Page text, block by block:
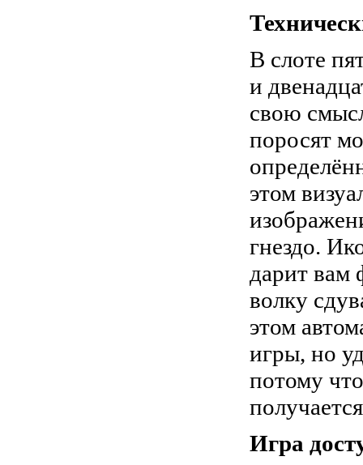
В слоте
и
свою
поросят
этом
гнездо.
дарит вам
волку
этом
игры, но
потому
Игра